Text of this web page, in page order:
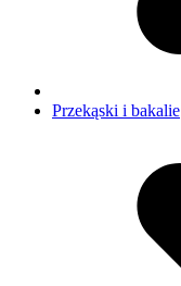
Przekąski i bakalie